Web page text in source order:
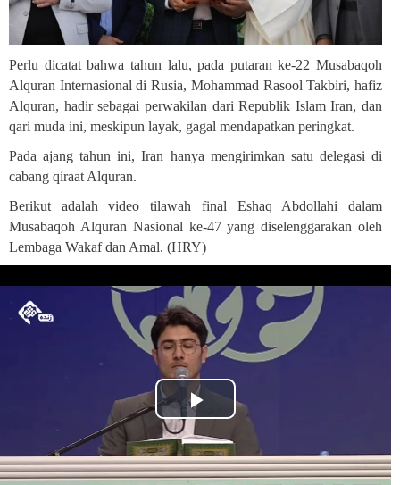
Perlu dicatat bahwa tahun lalu, pada putaran ke-22 Musabaqoh
Alquran Internasional di Rusia, Mohammad Rasool Takbiri, hafiz
Alquran, hadir sebagai perwakilan dari Republik Islam Iran, dan
qari muda ini, meskipun layak, gagal mendapatkan peringkat.
Pada ajang tahun ini, Iran hanya mengirimkan satu delegasi di
cabang qiraat Alquran.
Berikut adalah video tilawah final Eshaq Abdollahi dalam
Musabaqoh Alquran Nasional ke-47 yang diselenggarakan oleh
Lembaga Wakaf dan Amal. (HRY)
Play
Video